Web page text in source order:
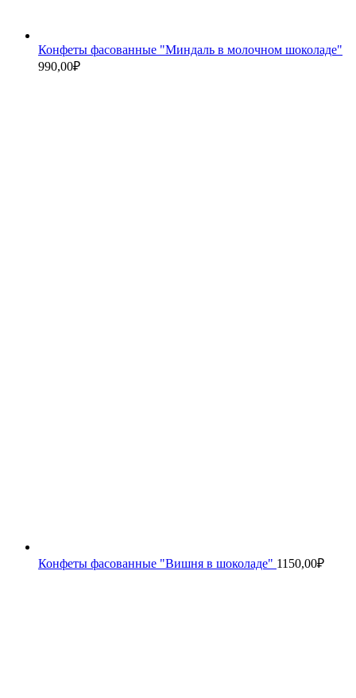
Конфеты фасованные "Миндаль в молочном шоколаде"
990,00₽
Конфеты фасованные "Вишня в шоколаде" 1150,00₽